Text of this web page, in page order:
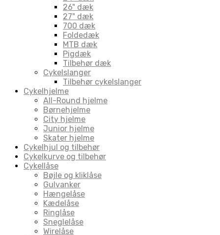
26" dæk
27" dæk
700 dæk
Foldedæk
MTB dæk
Pigdæk
Tilbehør dæk
Cykelslanger
Tilbehør cykelslanger
Cykelhjelme
All-Round hjelme
Børnehjelme
City hjelme
Junior hjelme
Skater hjelme
Cykelhjul og tilbehør
Cykelkurve og tilbehør
Cykellåse
Bøjle og kliklåse
Gulvanker
Hængelåse
Kædelåse
Ringlåse
Sneglelåse
Wirelåse